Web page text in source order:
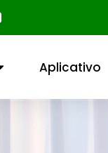
Aplicativo